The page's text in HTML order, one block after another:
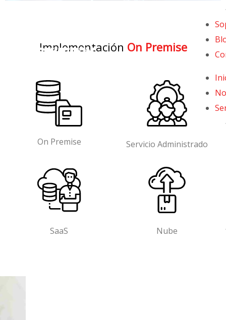
Implementación On Premise
On Premise Servicio Administrado
SaaS Nube